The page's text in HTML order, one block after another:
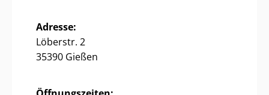
Adresse:
Löberstr. 2
35390 Gießen